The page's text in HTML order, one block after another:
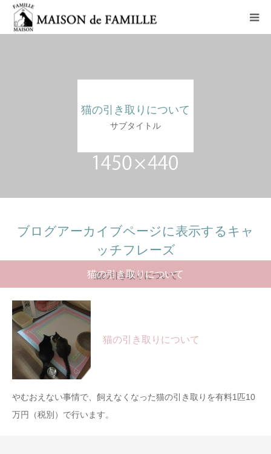
猫の引き取りについて
サブタイトル
ブログアーカイブページに表示するキャ
ッチフレーズ
猫の引き取りについて
猫の引き取りについて
猫の引き取りについて
やむおえない事情で、飼えなくなった猫の引き取りを有料1匹10
万円（税別）で行います。
老猫ホーム
お問い合わせ